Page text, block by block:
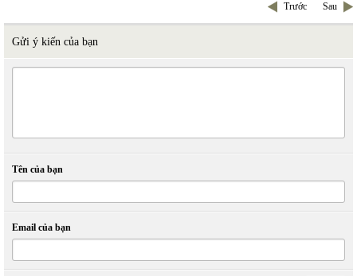
Trước Sau
Gửi ý kiến của bạn
Tên của bạn
Email của bạn